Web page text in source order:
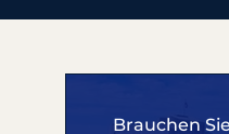
Brauchen